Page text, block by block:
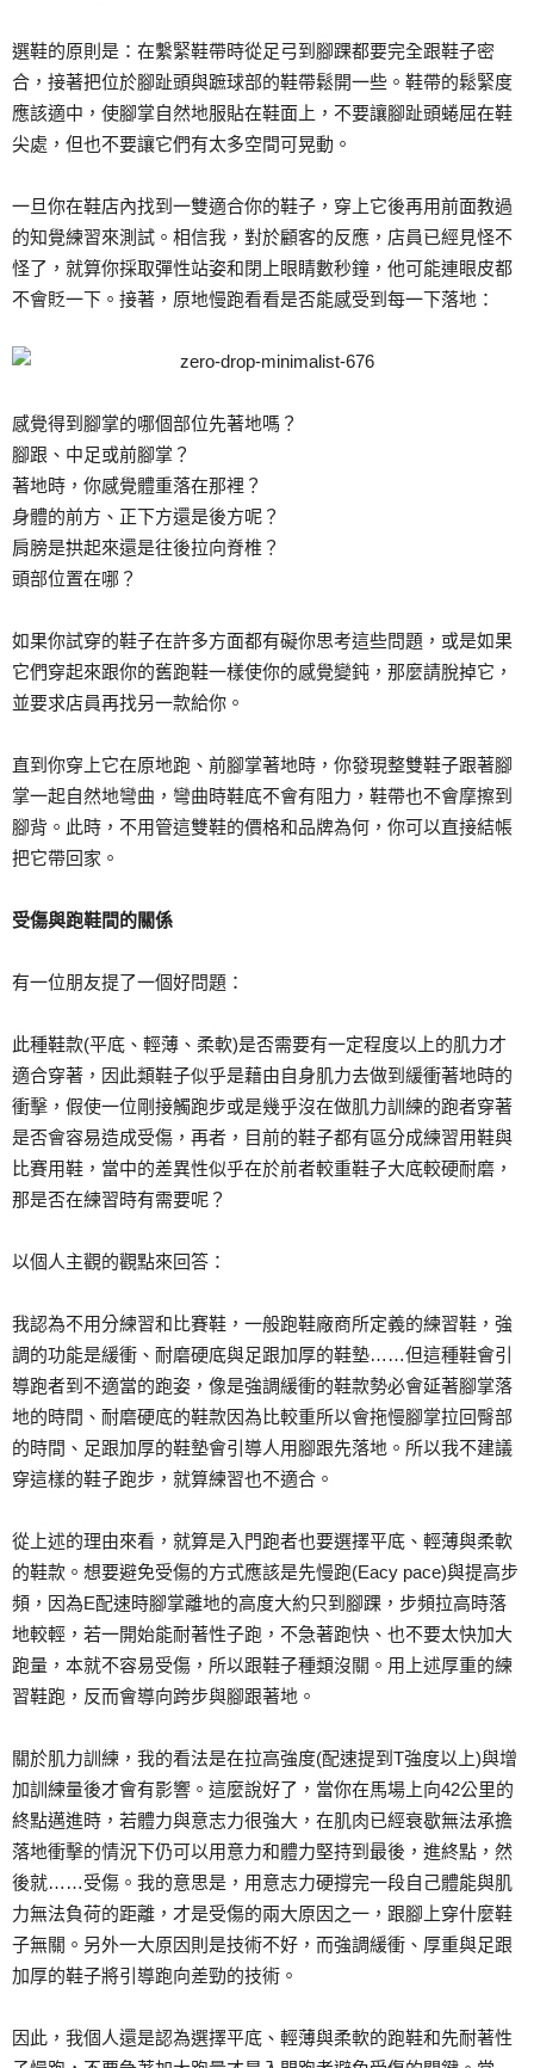
選鞋的原則是：在繫緊鞋帶時從足弓到腳踝都要完全跟鞋子密
合，接著把位於腳趾頭與蹠球部的鞋帶鬆開一些。鞋帶的鬆緊度
應該適中，使腳掌自然地服貼在鞋面上，不要讓腳趾頭蜷屈在鞋
尖處，但也不要讓它們有太多空間可晃動。
一旦你在鞋店內找到一雙適合你的鞋子，穿上它後再用前面教過
的知覺練習來測試。相信我，對於顧客的反應，店員已經見怪不
怪了，就算你採取彈性站姿和閉上眼睛數秒鐘，他可能連眼皮都
不會貶一下。接著，原地慢跑看看是否能感受到每一下落地：
感覺得到腳掌的哪個部位先著地嗎？
腳跟、中足或前腳掌？
著地時，你感覺體重落在那裡？
身體的前方、正下方還是後方呢？
肩膀是拱起來還是往後拉向脊椎？
頭部位置在哪？
如果你試穿的鞋子在許多方面都有礙你思考這些問題，或是如果
它們穿起來跟你的舊跑鞋一樣使你的感覺變鈍，那麼請脫掉它，
並要求店員再找另一款給你。
直到你穿上它在原地跑、前腳掌著地時，你發現整雙鞋子跟著腳
掌一起自然地彎曲，彎曲時鞋底不會有阻力，鞋帶也不會摩擦到
腳背。此時，不用管這雙鞋的價格和品牌為何，你可以直接結帳
把它帶回家。
受傷與跑鞋間的關係
有一位朋友提了一個好問題：
此種鞋款(平底、輕薄、柔軟)是否需要有一定程度以上的肌力才
適合穿著，因此類鞋子似乎是藉由自身肌力去做到緩衝著地時的
衝擊，假使一位剛接觸跑步或是幾乎沒在做肌力訓練的跑者穿著
是否會容易造成受傷，再者，目前的鞋子都有區分成練習用鞋與
比賽用鞋，當中的差異性似乎在於前者較重鞋子大底較硬耐磨，
那是否在練習時有需要呢？
以個人主觀的觀點來回答：
我認為不用分練習和比賽鞋，一般跑鞋廠商所定義的練習鞋，強
調的功能是緩衝、耐磨硬底與足跟加厚的鞋墊……但這種鞋會引
導跑者到不適當的跑姿，像是強調緩衝的鞋款勢必會延著腳掌落
地的時間、耐磨硬底的鞋款因為比較重所以會拖慢腳掌拉回臀部
的時間、足跟加厚的鞋墊會引導人用腳跟先落地。所以我不建議
穿這樣的鞋子跑步，就算練習也不適合。
從上述的理由來看，就算是入門跑者也要選擇平底、輕薄與柔軟
的鞋款。想要避免受傷的方式應該是先慢跑(Eacy pace)與提高步
頻，因為E配速時腳掌離地的高度大約只到腳踝，步頻拉高時落
地較輕，若一開始能耐著性子跑，不急著跑快、也不要太快加大
跑量，本就不容易受傷，所以跟鞋子種類沒關。用上述厚重的練
習鞋跑，反而會導向跨步與腳跟著地。
關於肌力訓練，我的看法是在拉高強度(配速提到T強度以上)與增
加訓練量後才會有影響。這麼說好了，當你在馬場上向42公里的
終點邁進時，若體力與意志力很強大，在肌肉已經衰歇無法承擔
落地衝擊的情況下仍可以用意力和體力堅持到最後，進終點，然
後就……受傷。我的意思是，用意志力硬撐完一段自己體能與肌
力無法負荷的距離，才是受傷的兩大原因之一，跟腳上穿什麼鞋
子無關。另外一大原因則是技術不好，而強調緩衝、厚重與足跟
加厚的鞋子將引導跑向差勁的技術。
因此，我個人還是認為選擇平底、輕薄與柔軟的跑鞋和先耐著性